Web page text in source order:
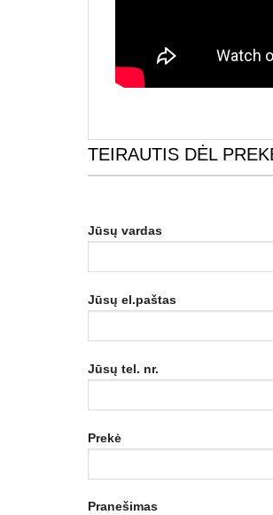
TEIRAUTIS DĖL
Jūsų vardas
Jūsų el.paštas
Jūsų tel. nr.
Prekė
Pranešimas